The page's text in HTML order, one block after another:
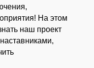
На этом
наш проект